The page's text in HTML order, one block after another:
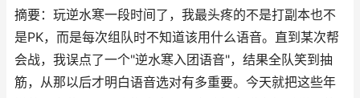
摘要：玩逆水寒一段时间了，我最头疼的不是打副本也不
是PK，而是每次组队时不知道该用什么语音。直到某次帮
会战，我误点了一个"逆水寒入团语音"，结果全队笑到抽
筋，从那以后才明白语音选对有多重要。今天就把这些年